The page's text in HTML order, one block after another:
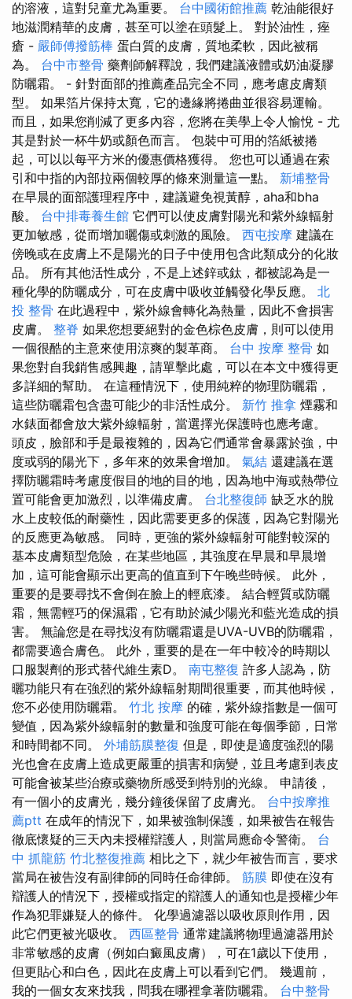
的溶液，這對兒童尤為重要。 台中國術館推薦 乾油能很好
地滋潤精華的皮膚，甚至可以塗在頭髮上。 對於油性，痤
瘡 - 嚴師傅撥筋棒 蛋白質的皮膚，質地柔軟，因此被稱
為。 台中市整骨 藥劑師解釋說，我們建議液體或奶油凝膠
防曬霜。 - 針對面部的推薦產品完全不同，應考慮皮膚類
型。 如果箔片保持太寬，它的邊緣將捲曲並很容易運輸。
而且，如果您削減了更多內容，您將在美學上令人愉悅 - 尤
其是對於一杯牛奶或顏色而言。 包裝中可用的箔紙被捲
起，可以以每平方米的優惠價格獲得。 您也可以通過在索
引和中指的內部拉兩個較厚的條來測量這一點。 新埔整骨
在早晨的面部護理程序中，建議避免視黃醇，aha和bha
酸。 台中排毒養生館 它們可以使皮膚對陽光和紫外線輻射
更加敏感，從而增加曬傷或刺激的風險。 西屯按摩 建議在
傍晚或在皮膚上不是陽光的日子中使用包含此類成分的化妝
品。 所有其他活性成分，不是上述鋅或鈦，都被認為是一
種化學的防曬成分，可在皮膚中吸收並觸發化學反應。 北
投 整骨 在此過程中，紫外線會轉化為熱量，因此不會損害
皮膚。 整脊 如果您想要絕對的金色棕色皮膚，則可以使用
一個很酷的主意來使用涼爽的製革商。 台中 按摩 整骨 如
果您對自我銷售感興趣，請單擊此處，可以在本文中獲得更
多詳細的幫助。 在這種情況下，使用純粹的物理防曬霜，
這些防曬霜包含盡可能少的非活性成分。 新竹 推拿 煙霧和
水錶面都會放大紫外線輻射，當選擇光保護時也應考慮。
頭皮，臉部和手是最複雜的，因為它們通常會暴露於強，中
度或弱的陽光下，多年來的效果會增加。 氣結 還建議在選
擇防曬霜時考慮度假目的地的目的地，因為地中海或熱帶位
置可能會更加激烈，以準備皮膚。 台北整復師 缺乏水的脫
水上皮較低的耐藥性，因此需要更多的保護，因為它對陽光
的反應更為敏感。 同時，更強的紫外線輻射可能對較深的
基本皮膚類型危險，在某些地區，其強度在早晨和早晨增
加，這可能會顯示出更高的值直到下午晚些時候。 此外，
重要的是要尋找不會倒在臉上的輕底漆。 結合輕質或防曬
霜，無需輕巧的保濕霜，它有助於減少陽光和藍光造成的損
害。 無論您是在尋找沒有防曬霜還是UVA-UVB的防曬霜，
都需要適合膚色。 此外，重要的是在一年中較冷的時期以
口服製劑的形式替代維生素D。 南屯整復 許多人認為，防
曬功能只有在強烈的紫外線輻射期間很重要，而其他時候，
您不必使用防曬霜。 竹北 按摩 的確，紫外線指數是一個可
變值，因為紫外線輻射的數量和強度可能在每個季節，日常
和時間都不同。 外埔筋膜整復 但是，即使是適度強烈的陽
光也會在皮膚上造成更嚴重的損害和病變，並且考慮到表皮
可能會被某些治療或藥物所感受到特別的光線。 申請後，
有一個小的皮膚光，幾分鐘後保留了皮膚光。 台中按摩推
薦ptt 在成年的情況下，如果被強制保護，如果被告在報告
徹底懷疑的三天內未授權辯護人，則當局應命令警衛。 台
中 抓龍筋 竹北整復推薦 相比之下，就少年被告而言，要求
當局在被告沒有副律師的同時任命律師。 筋膜 即使在沒有
辯護人的情況下，授權或指定的辯護人的通知也是授權少年
作為犯罪嫌疑人的條件。 化學過濾器以吸收原則作用，因
此它們更被光吸收。 西區整骨 通常建議將物理過濾器用於
非常敏感的皮膚（例如白癜風皮膚），可在1歲以下使用，
但更貼心和白色，因此在皮膚上可以看到它們。 幾週前，
我的一個女友來找我，問我在哪裡拿著防曬霜。 台中整骨